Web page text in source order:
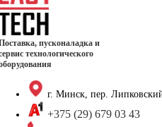
пусконаладка и
технологического
г. Минск, пер.
+375 (29) 679 03 43